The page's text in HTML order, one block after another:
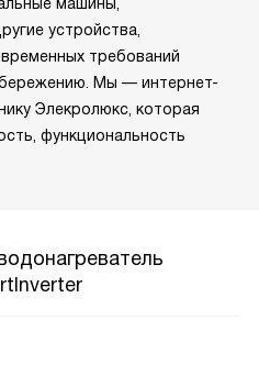
машины,
устройства,
требований
Мы — интернет-
Элекролюкс, которая
функциональность